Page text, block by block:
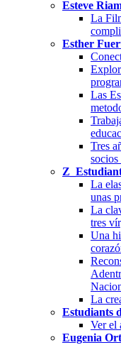
Esteve
La
Esther
Las
Tres
socios
La
unas
La
tres
Una
La
Estudiants
Ver el
Eugenia